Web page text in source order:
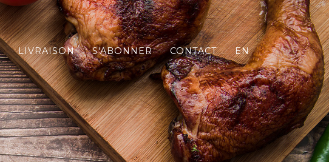
LIVRAISON S'ABONNER CONTACT EN